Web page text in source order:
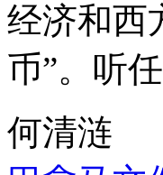
经济和西
币”。听
何清涟